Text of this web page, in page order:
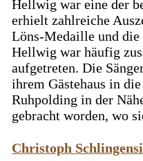
Hellwig war eine der
erhielt zahlreiche
Löns-Medaille und
Hellwig war häufig
aufgetreten. Die
ihrem Gästehaus in
Ruhpolding in der
gebracht worden, wo
Christoph